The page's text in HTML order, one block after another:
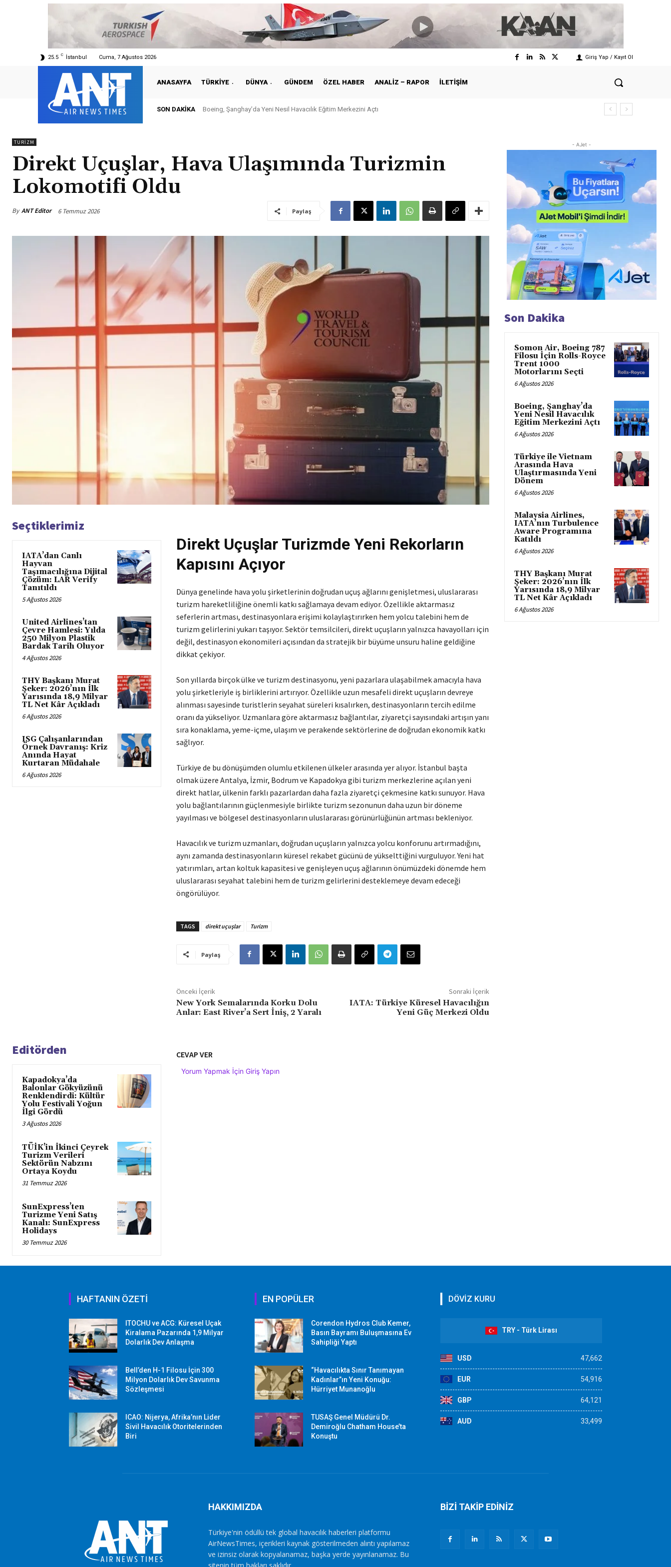
25.5 C İstanbul Cuma, 7 Ağustos 2026 Giriş Yap / Kayıt Ol
ANASAYFA TÜRKIYE DÜNYA GÜNDEM ÖZEL HABER ANALIZ – RAPOR İLETIŞIM
SON DAKIKA Boeing, Şanghay’da Yeni Nesil Havacılık Eğitim Merkezini Açtı
TURIZM
Direkt Uçuşlar, Hava Ulaşımında Turizmin
Lokomotifi Oldu
By ANT Editor 6 Temmuz 2026 Paylaş
Seçtiklerimiz
IATA’dan Canlı
Hayvan
Taşımacılığına Dijital
Çözüm: LAR Verify
Tanıtıldı
5 Ağustos 2026
United Airlines’tan
Çevre Hamlesi: Yılda
250 Milyon Plastik
Bardak Tarih Oluyor
4 Ağustos 2026
THY Başkanı Murat
Şeker: 2026’nın İlk
Yarısında 18,9 Milyar
TL Net Kâr Açıkladı
6 Ağustos 2026
ISG Çalışanlarından
Örnek Davranış: Kriz
Anında Hayat
Kurtaran Müdahale
6 Ağustos 2026
Direkt Uçuşlar Turizmde Yeni Rekorların
Kapısını Açıyor
Dünya genelinde hava yolu şirketlerinin doğrudan uçuş ağlarını genişletmesi, uluslararası
turizm hareketliliğine önemli katkı sağlamaya devam ediyor. Özellikle aktarmasız
seferlerin artması, destinasyonlara erişimi kolaylaştırırken hem yolcu talebini hem de
turizm gelirlerini yukarı taşıyor. Sektör temsilcileri, direkt uçuşların yalnızca havayolları için
değil, destinasyon ekonomileri açısından da stratejik bir büyüme unsuru haline geldiğine
dikkat çekiyor.
Son yıllarda birçok ülke ve turizm destinasyonu, yeni pazarlara ulaşabilmek amacıyla hava
yolu şirketleriyle iş birliklerini artırıyor. Özellikle uzun mesafeli direkt uçuşların devreye
alınması sayesinde turistlerin seyahat süreleri kısalırken, destinasyonların tercih edilme
oranı da yükseliyor. Uzmanlara göre aktarmasız bağlantılar, ziyaretçi sayısındaki artışın yanı
sıra konaklama, yeme-içme, ulaşım ve perakende sektörlerine de doğrudan ekonomik katkı
sağlıyor.
Türkiye de bu dönüşümden olumlu etkilenen ülkeler arasında yer alıyor. İstanbul başta
olmak üzere Antalya, İzmir, Bodrum ve Kapadokya gibi turizm merkezlerine açılan yeni
direkt hatlar, ülkenin farklı pazarlardan daha fazla ziyaretçi çekmesine katkı sunuyor. Hava
yolu bağlantılarının güçlenmesiyle birlikte turizm sezonunun daha uzun bir döneme
yayılması ve bölgesel destinasyonların uluslararası görünürlüğünün artması bekleniyor.
Havacılık ve turizm uzmanları, doğrudan uçuşların yalnızca yolcu konforunu artırmadığını,
aynı zamanda destinasyonların küresel rekabet gücünü de yükselttiğini vurguluyor. Yeni hat
yatırımları, artan koltuk kapasitesi ve genişleyen uçuş ağlarının önümüzdeki dönemde hem
uluslararası seyahat talebini hem de turizm gelirlerini desteklemeye devam edeceği
öngörülüyor.
TAGS direkt uçuşlar Turizm
Paylaş
Önceki İçerik
New York Semalarında Korku Dolu
Anlar: East River’a Sert İniş, 2 Yaralı
Sonraki İçerik
IATA: Türkiye Küresel Havacılığın
Yeni Güç Merkezi Oldu
Editörden
Kapadokya’da
Balonlar Gökyüzünü
Renklendirdi: Kültür
Yolu Festivali Yoğun
İlgi Gördü
3 Ağustos 2026
TÜİK’in İkinci Çeyrek
Turizm Verileri
Sektörün Nabzını
Ortaya Koydu
31 Temmuz 2026
SunExpress’ten
Turizme Yeni Satış
Kanalı: SunExpress
Holidays
30 Temmuz 2026
CEVAP VER
Yorum Yapmak İçin Giriş Yapın
- AJet -
Son Dakika
Somon Air, Boeing 787
Filosu İçin Rolls-Royce
Trent 1000
Motorlarını Seçti
6 Ağustos 2026
Boeing, Şanghay’da
Yeni Nesil Havacılık
Eğitim Merkezini Açtı
6 Ağustos 2026
Türkiye ile Vietnam
Arasında Hava
Ulaştırmasında Yeni
Dönem
6 Ağustos 2026
Malaysia Airlines,
IATA’nın Turbulence
Aware Programına
Katıldı
6 Ağustos 2026
THY Başkanı Murat
Şeker: 2026’nın İlk
Yarısında 18,9 Milyar
TL Net Kâr Açıkladı
6 Ağustos 2026
HAFTANIN ÖZETİ
ITOCHU ve ACG: Küresel Uçak
Kiralama Pazarında 1,9 Milyar
Dolarlık Dev Anlaşma
Bell’den H-1 Filosu İçin 300
Milyon Dolarlık Dev Savunma
Sözleşmesi
ICAO: Nijerya, Afrika’nın Lider
Sivil Havacılık Otoritelerinden
Biri
EN POPÜLER
Corendon Hydros Club Kemer,
Basın Bayramı Buluşmasına Ev
Sahipliği Yaptı
“Havacılıkta Sınır Tanımayan
Kadınlar”ın Yeni Konuğu:
Hürriyet Munanoğlu
TUSAŞ Genel Müdürü Dr.
Demiroğlu Chatham House’ta
Konuştu
DÖVİZ KURU
TRY - Türk Lirası
USD 47,662
EUR 54,916
GBP 64,121
AUD 33,499
HAKKIMIZDA
Türkiye'nin ödüllü tek global havacılık haberleri platformu
AirNewsTimes, içerikleri kaynak gösterilmeden alıntı yapılamaz
ve izinsiz olarak kopyalanamaz, başka yerde yayınlanamaz. Bu
BİZİ TAKİP EDİNİZ